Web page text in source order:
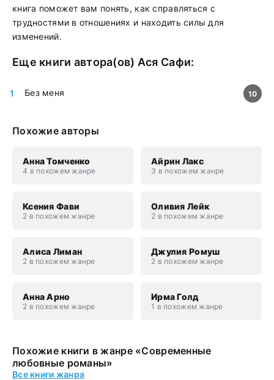
книга поможет вам понять, как справляться с
трудностями в отношениях и находить силы для
изменений.
Еще книги автора(ов) Ася Сафи:
Без меня 10
Похожие авторы
Анна Томченко
4 в похожем жанре
Айрин Лакс
3 в похожем жанре
Ксения Фави
2 в похожем жанре
Оливия Лейк
2 в похожем жанре
Алиса Лиман
2 в похожем жанре
Джулия Ромуш
2 в похожем жанре
Анна Арно
2 в похожем жанре
Ирма Голд
1 в похожем жанре
Похожие книги в жанре «Современные
любовные романы»
Все книги жанра